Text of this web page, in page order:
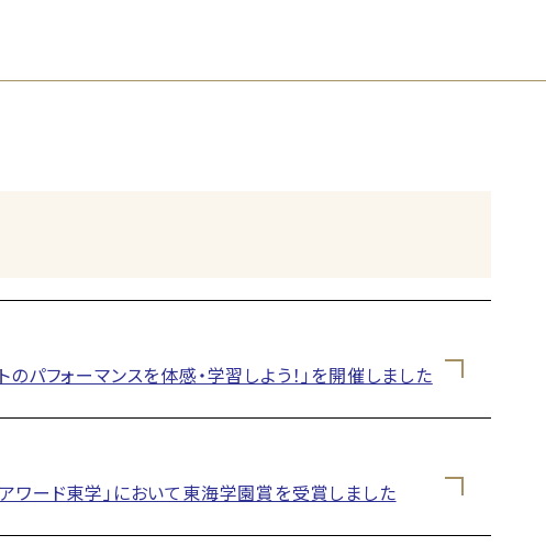
フォーマンスを体感・学習しよう！」を開催しました
ワード東学」において東海学園賞を受賞しました